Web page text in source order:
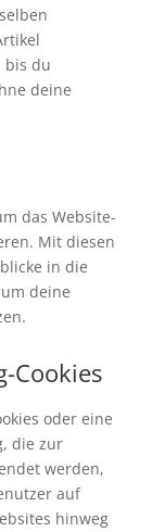
bis du
deine
das Website-
Mit diesen
in die
deine
Cookies
oder eine
die zur
werden,
auf
hinweg